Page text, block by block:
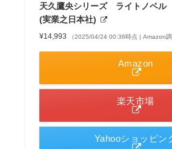
天久鷹央シリーズ ライトノベル
(実業之日本社)
¥14,993 （2025/04/24 00:36時点 | Amazon調
Amazon
楽天市場
Yahooショッピン